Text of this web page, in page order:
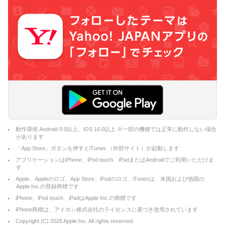
動作環境 Android 9.0以上、iOS 16.0以上 ※一部の機種では正常に動作しない場合
があります
「App Store」ボタンを押すとiTunes （外部サイト）が起動します
アプリケーションはiPhone、iPod touch、iPadまたはAndroidでご利用いただけま
す
Apple、Appleのロゴ、App Store、iPodのロゴ、iTunesは、米国および他国の
Apple Inc.の登録商標です
iPhone、iPod touch、iPadはApple Inc.の商標です
iPhone商標は、アイホン株式会社のライセンスに基づき使用されています
Copyright (C) 2026Apple Inc. All rights reserved.